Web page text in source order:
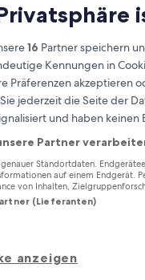
16 Partner speichern
Kennungen in
Präferenzen akzeptieren
jederzeit die Seite der
und haben keinen
Partner
Standortdaten.
auf einem Endgerät.
von Inhalten,
(Lieferanten)
anzeigen